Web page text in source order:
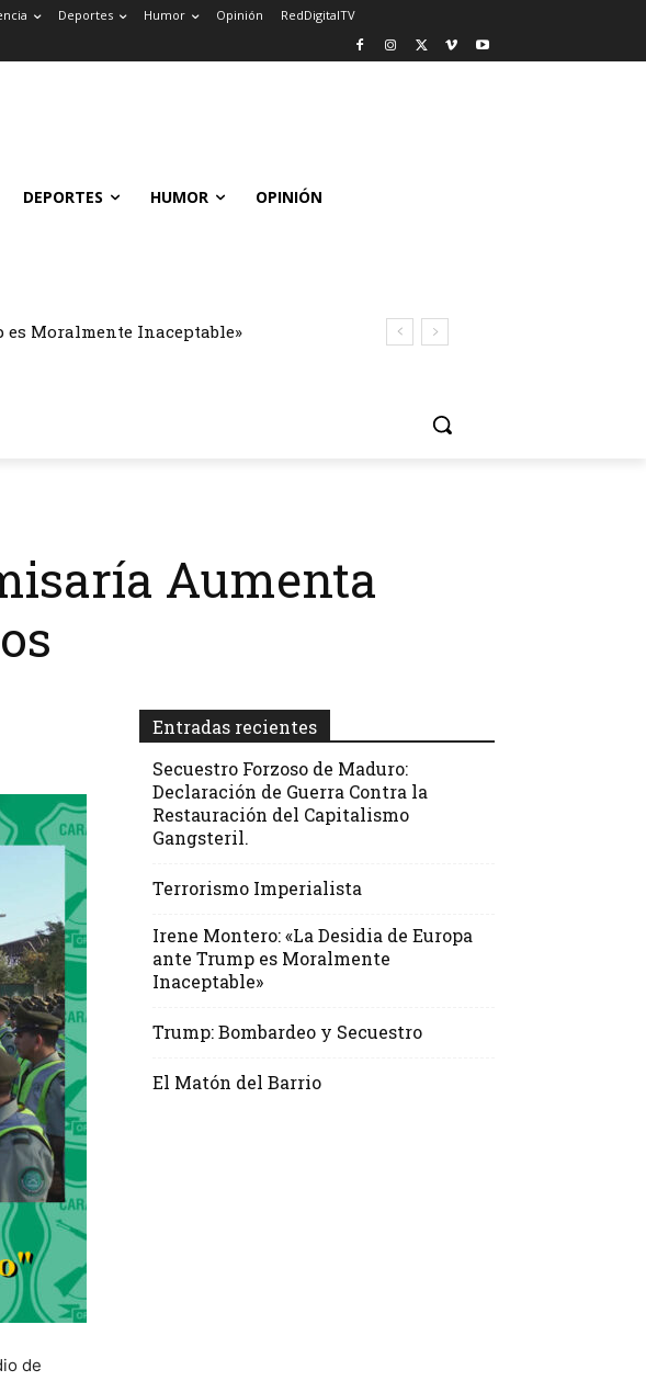
Deportes Humor Opinión RedDigitalTV
DEPORTES HUMOR OPINIÓN
es Moralmente Inaceptable»
Aumenta
de
Entradas recientes
Secuestro Forzoso de Maduro:
Declaración de Guerra Contra la
Restauración del Capitalismo
Gangsteril.
Terrorismo Imperialista
Irene Montero: «La Desidia de Europa
ante Trump es Moralmente
Inaceptable»
Trump: Bombardeo y Secuestro
El Matón del Barrio